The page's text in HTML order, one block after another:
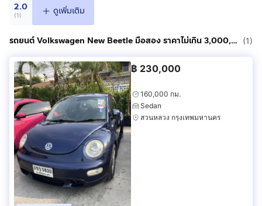
2.0
(1) ดูเพิ่มเติม
รถยนต์ Volkswagen New Beetle มือสอง ราคาไม่เกิน 3,000,000฿ (1)
฿ 230,000
160,000 กม.
Sedan
สวนหลวง กรุงเทพมหานคร